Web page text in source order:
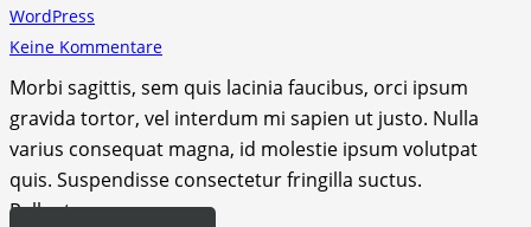
WordPress
Keine Kommentare
Morbi sagittis, sem quis lacinia faucibus, orci ipsum
gravida tortor, vel interdum mi sapien ut justo. Nulla
varius consequat magna, id molestie ipsum volutpat
quis. Suspendisse consectetur fringilla suctus.
Pellentesque…